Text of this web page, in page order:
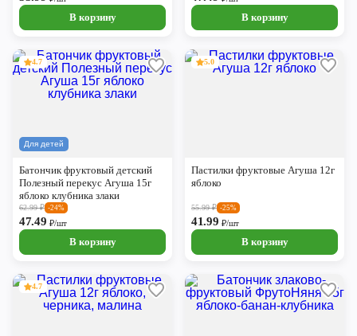
В корзину В корзину
Для детей
4.7
Батончик фруктовый детский
Полезный перекус Агуша 15г
яблоко клубника злаки
62.99₽ -24%
47.49₽/шт
В корзину
5.0
Пастилки фруктовые Агуша 12г
яблоко
55.99₽ -25%
41.99₽/шт
В корзину
4.7